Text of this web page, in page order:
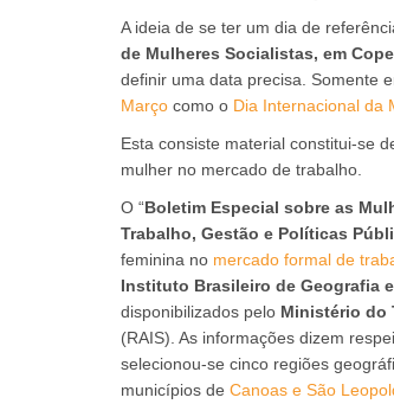
A ideia de se ter um dia de
de Mulheres Socialistas, em
definir uma data precisa. Somente
Março como o Dia Internacional da
Esta consiste material constitui-se
mulher no mercado de trabalho.
O “Boletim Especial sobre as
Trabalho, Gestão e Políticas
feminina no mercado formal de
Instituto Brasileiro de Geografia
disponibilizados pelo Ministério do
(RAIS). As informações dizem
selecionou-se cinco regiões
municípios de Canoas e São